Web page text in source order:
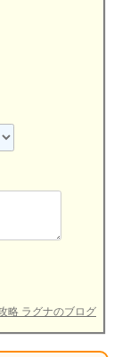
略 ラグナのブログ